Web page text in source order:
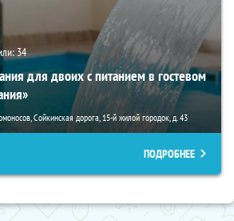
34
для двоих с питанием в гостевом
Сойкинская дорога, 15-й жилой городок, д. 43
ПОДРОБНЕЕ